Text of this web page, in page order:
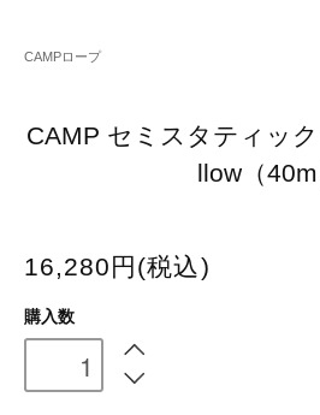
CAMPロープ
CAMP セミスタティッ
llow（40m
16,280円(税込)
購入数